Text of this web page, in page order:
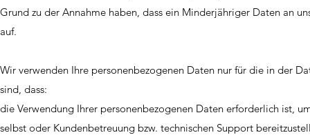
Grund zu der Annahme haben, dass ein Minderjähriger Daten an
auf.
Wir verwenden Ihre personenbezogenen Daten nur für die in der
sind, dass:
die Verwendung Ihrer personenbezogenen Daten erforderlich ist,
selbst oder Kundenbetreuung bzw. technischen Support